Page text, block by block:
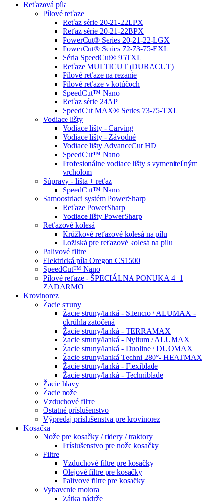
Reťazová píla
Pílové reťaze
Reťaz série 20-21-22LPX
Reťaz série 20-21-22BPX
PowerCut® Series 20-21-22-LGX
PowerCut® Series 72-73-75-EXL
Séria SpeedCut® 95TXL
Reťaze MULTICUT (DURACUT)
Pílové reťaze na rezanie
Pílové reťaze v kotúčoch
SpeedCut™ Nano
Reťaz série 24AP
SpeedCut MAX® Series 73-75-TXL
Vodiace lišty
Vodiace lišty - Carving
Vodiace lišty - Závodné
Vodiace lišty AdvanceCut HD
SpeedCut™ Nano
Profesionálne vodiace lišty s vymeniteľným
vrcholom
Súpravy - lišta + reťaz
SpeedCut™ Nano
Samoostriaci systém PowerSharp
Reťaze PowerSharp
Vodiace lišty PowerSharp
Reťazové kolesá
Krúžkové reťazové kolesá na pílu
Ložiská pre reťazové kolesá na pílu
Palivové filtre
Elektrická píla Oregon CS1500
SpeedCut™ Nano
Pílové reťaze - ŠPECIÁLNA PONUKA 4+1
ZADARMO
Krovinorez
Žacie struny
Žacie struny/lanká - Silencio / ALUMAX -
okrúhla zatočená
Žacie struny/lanká - TERRAMAX
Žacie struny/lanká - Nylium / ALUMAX
Žacie struny/lanká - Duoline / DUOMAX
Žacie struny/lanká Techni 280°- HEATMAX
Žacie struny/lanká - Flexiblade
Žacie struny/lanká - Techniblade
Žacie hlavy
Žacie nože
Vzduchové filtre
Ostatné príslušenstvo
Výpredaj príslušenstva pre krovinorez
Kosačka
Nože pre kosačky / ridery / traktory
Príslušenstvo pre nože kosačky
Filtre
Vzduchové filtre pre kosačky
Olejové filtre pre kosačky
Palivové filtre pre kosačky
Vybavenie motora
Zátka nádrže